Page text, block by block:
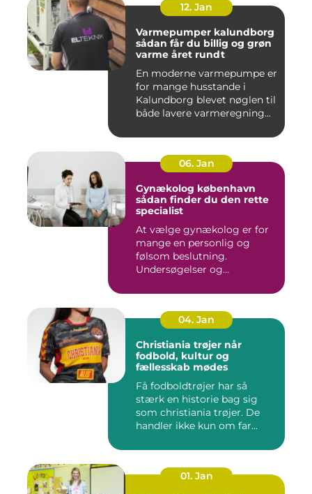
12. Jan
Varmepumper kalundborg
sådan får du billig og grøn
varme året rundt
En moderne varmepumpe er
for mange husstande i
Kalundborg blevet nøglen til
både lavere varmeregning...
06. Jan
Gynækolog københavn
sådan finder du den rette
specialist
At vælge gynækolog er for
mange en personlig og
følsom beslutning.
Undersøgelser og
04. Jan
Christiania trøjer når
fodbold, kultur og
fællesskab mødes
Få fodboldtrøjer har så
stærk en historie bag sig
som christiania trøjer. De
handler ikke kun om far...
01. Jan